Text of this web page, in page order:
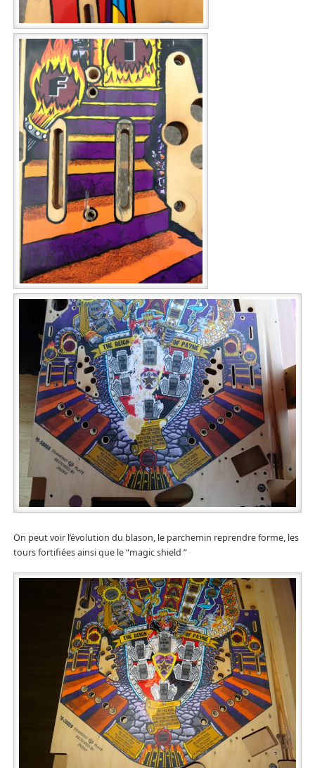
On peut voir l’évolution du blason, le parchemin reprendre forme, les
tours fortifiées ainsi que le “magic shield ”